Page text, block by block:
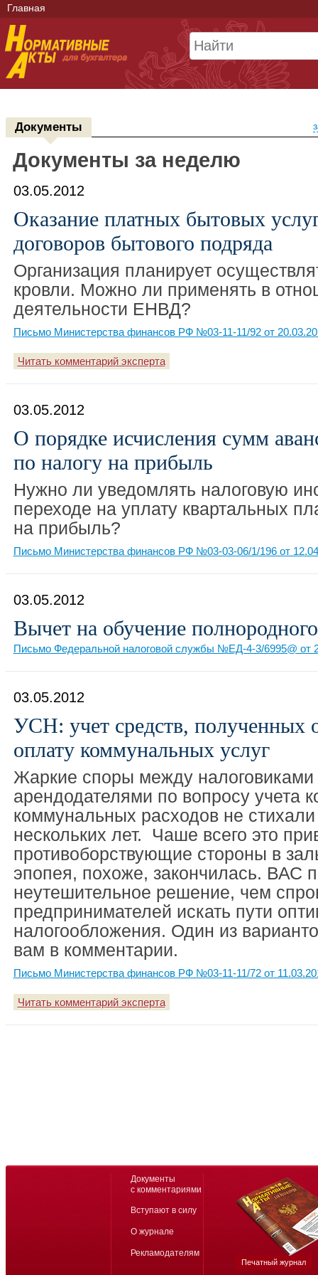
Главная
Документы
Документы за неделю
03.05.2012
Оказание платных бытовых
договоров бытового подряда
Организация планирует
кровли. Можно ли применять в
деятельности ЕНВД?
Письмо Министерства финансов РФ №03-11-11/92 от
Читать комментарий эксперта
03.05.2012
О порядке исчисления сумм
по налогу на прибыль
Нужно ли уведомлять налоговую
переходе на уплату квартальных
на прибыль?
Письмо Министерства финансов РФ №03-03-06/1/196 от
03.05.2012
Вычет на обучение
Письмо Федеральной налоговой службы №ЕД-4-3/6995@ от
03.05.2012
УСН: учет средств, полученных
оплату коммунальных услуг
Жаркие споры между
арендодателями по вопросу учета
коммунальных расходов не
нескольких лет. Чаше всего это
противоборствующие стороны в
эпопея, похоже, закончилась. ВАС
неутешительное решение, чем
предпринимателей искать пути
налогообложения. Один из
вам в комментарии.
Письмо Министерства финансов РФ №03-11-11/72 от
Читать комментарий эксперта
Документы
с комментариями
Вступают в силу
О журнале
Рекламодателям
Печатный журнал